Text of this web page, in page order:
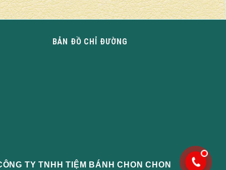
BẢN ĐỒ CHỈ ĐƯỜNG
TY TNHH TIỆM BÁNH CHON CHON